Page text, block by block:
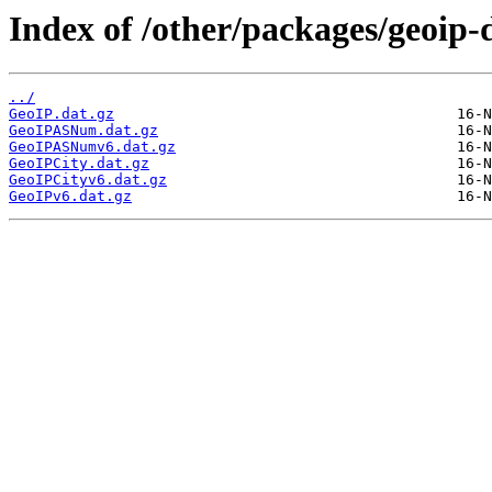
Index of /other/packages/geoip-
../
GeoIP.dat.gz
GeoIPASNum.dat.gz
GeoIPASNumv6.dat.gz
GeoIPCity.dat.gz
GeoIPCityv6.dat.gz
GeoIPv6.dat.gz